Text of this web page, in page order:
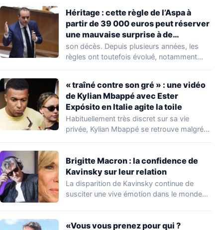
Héritage : cette règle de l’Aspa à
partir de 39 000 euros peut réserver
une mauvaise surprise à de
nombreuses familles
son décès. Depuis plusieurs années, les
règles ont toutefois évolué, notamment
« traîné contre son gré » : une vidéo
de Kylian Mbappé avec Ester
Expósito en Italie agite la toile
Habituellement très discret sur sa vie
privée, Kylian Mbappé se retrouve malgré
Brigitte Macron : la confidence de
Kavinsky sur leur relation
La disparition de Kavinsky continue de
susciter une vive émotion dans le monde
«Vous vous prenez pour qui ?